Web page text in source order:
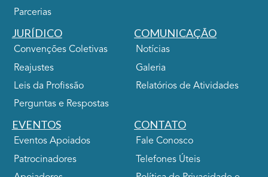
Parcerias
JURÍDICO
Convenções Coletivas
Reajustes
Leis da Profissão
Perguntas e Respostas
COMUNICAÇÃO
Notícias
Galeria
Relatórios de Atividades
EVENTOS
Eventos Apoiados
Patrocinadores
CONTATO
Fale Conosco
Telefones Úteis